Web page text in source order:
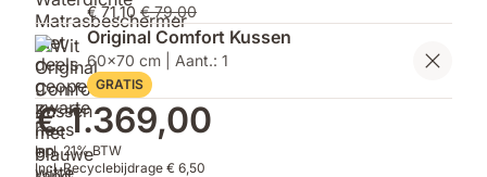
€ 71,10 € 79,00
Original Comfort Kussen
60x70 cm | Aant.: 1
GRATIS
€ 1.369,00
Incl. 21% BTW
Incl. Recyclebijdrage € 6,50